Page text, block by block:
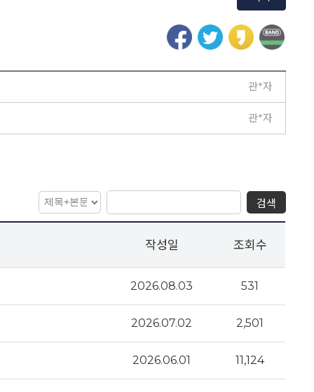
관*자
관*자
검색
작성일 조회수
2026.08.03 531
2026.07.02 2,501
2026.06.01 11,124